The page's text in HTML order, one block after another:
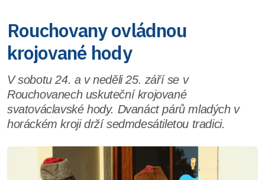
Rouchovany ovládnou
krojované hody
V sobotu 24. a v neděli 25. září se v
Rouchovanech uskuteční krojované
svatováclavské hody. Dvanáct párů mladých v
horáckém kroji drží sedmdesátiletou tradici.